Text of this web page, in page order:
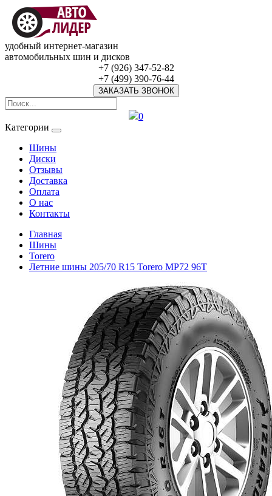
удобный интернет-магазин
автомобильных шин и дисков
+7 (926) 347-52-82
+7 (499) 390-76-44
ЗАКАЗАТЬ ЗВОНОК
0
Категории
Шины
Диски
Отзывы
Доставка
Оплата
О нас
Контакты
Главная
Шины
Torero
Летние шины 205/70 R15 Torero MP72 96T